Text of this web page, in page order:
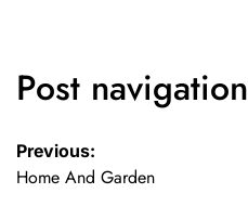
Post navigation
Previous:
Home And Garden